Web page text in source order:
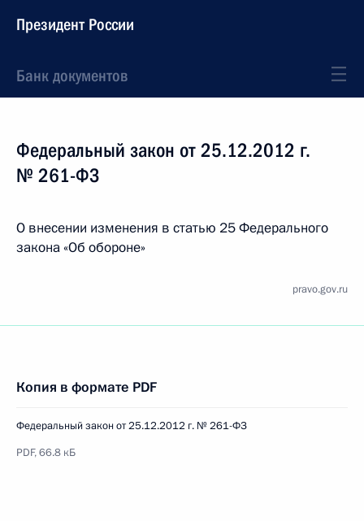
Президент России
Банк документов
Федеральный закон от 25.12.2012 г.
№ 261-ФЗ
О внесении изменения в статью 25 Федерального
закона «Об обороне»
pravo.gov.ru
Копия в формате PDF
Федеральный закон от 25.12.2012 г. № 261-ФЗ
PDF, 66.8 кБ